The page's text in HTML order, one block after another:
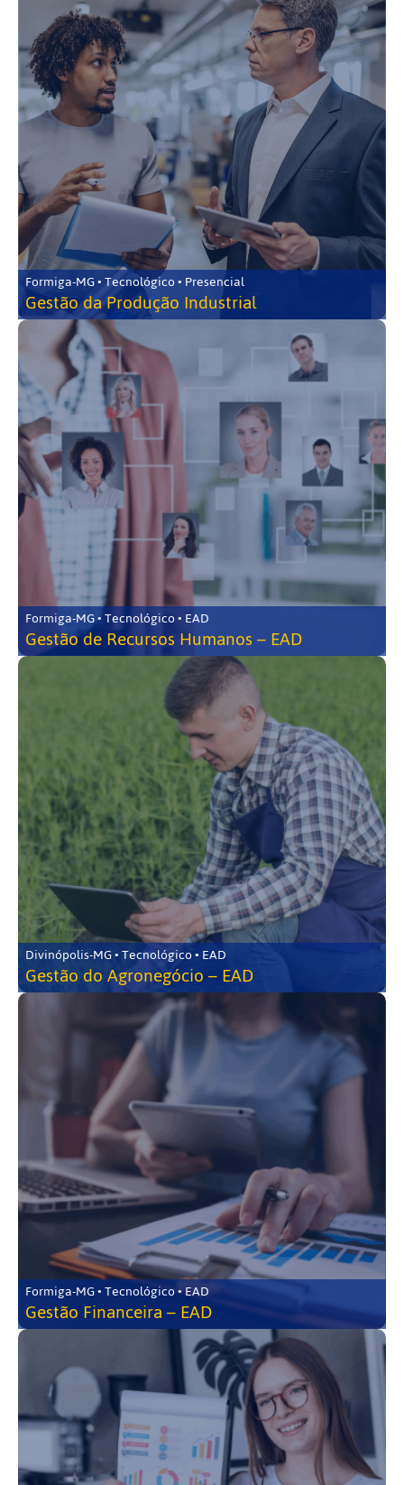
Formiga-MG • Tecnológico • Presencial
Gestão da Produção Industrial
Formiga-MG • Tecnológico • EAD
Gestão de Recursos Humanos – EAD
Divinópolis-MG • Tecnológico • EAD
Gestão do Agronegócio – EAD
Formiga-MG • Tecnológico • EAD
Gestão Financeira – EAD